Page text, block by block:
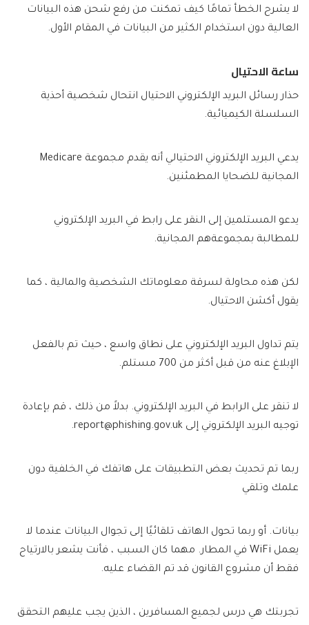
لا يشرح الخطأ تمامًا كيف تمكنت من رفع شحن هذه البيانات
العالية دون استخدام الكثير من البيانات في المقام الأول.
ساعة الاحتيال
حذار رسائل البريد الإلكتروني الاحتيال انتحال شخصية أحذية
السلسلة الكيميائية.
يدعي البريد الإلكتروني الاحتيالي أنه يقدم مجموعة Medicare
المجانية للضحايا المطمئنين.
يدعو المستلمين إلى النقر على رابط في البريد الإلكتروني
للمطالبة بمجموعةهم المجانية.
لكن هذه محاولة لسرقة معلوماتك الشخصية والمالية ، كما
يقول أكشن الاحتيال.
يتم تداول البريد الإلكتروني على نطاق واسع ، حيث تم بالفعل
الإبلاغ عنه من قبل أكثر من 700 مستلم.
لا تنقر على الرابط في البريد الإلكتروني. بدلاً من ذلك ، قم بإعادة
توجيه البريد الإلكتروني إلى report@phishing.gov.uk
.
ربما تم تحديث بعض التطبيقات على هاتفك في الخلفية دون
علمك وتلقي
بيانات. أو ربما تحول الهاتف تلقائيًا إلى تجوال البيانات عندما لا
يعمل WiFi في المطار. مهما كان السبب ، فأنت يشعر بالارتياح
فقط أن مشروع القانون قد تم القضاء عليه.
تجربتك هي درس لجميع المسافرين ، الذين يجب عليهم التحقق